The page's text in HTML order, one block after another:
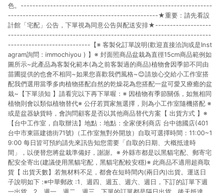
Pinkoi 購物商品資訊頁及購物車標示為準。 10. 點數紅包使用規
則請以點數紅包活動說明為準。 11. 若於 LINE 購物前往 Pinkoi
頁面後才首次下載 Pinkoi APP 並完成訂單，不符合導購資格；承
色。-----------------------------------------------------------------
---------------------------------------------------★重要：請先看設
計館「宅配」公告，下單視為同意公告與配送安排★-------------------
---------------------------------------------------------------------
----------------------------【※ 客製化訂單說明(歡迎直接洽詢或是Inst
agram詢問 : immochiyou ) 】※ 封面照商品盆栽為直徑15cm商品範例如
圖所示~此產品為客製化範本(為之前客製過的商品)植物會因季節不同由
苗圃提供的也會不相同~如果您喜歡我們風格~😊請放心交給小工作室搭
配我們選用當季多肉植物搭配自然的乾燥花為您搭配一盆可愛又療癒的盆
栽~【下單須知 】請看完以下再下單喔：※ 因植物有季節關係，如無相同
植物則會以類似植物替代※ 公仔若買家無選擇，則為小工作室隨機搭配 ※
或是盆器缺貨時，會詢問顧客是否以其他商品替代方案【 出貨方式 】※
【台中工作室，自取辦法】地點：地點：全家便利商店 台中德國店(401
台中市東區建德街71號)（工作室無對外開放）自取可選擇時間：11:00~1
9:00 每日皆可預約請先來訊告知您需要「自取的日期、大概抵達時
間」，以便替您將盆栽準備好，謝謝。※ 外縣市都是以黑貓宅配、郵寄宅
配安全寄出(建議使用黑貓宅配，黑貓宅配較安穩)※ 此商品不適用超商取
貨【 出貨天數】若無材料不足，都會在短時間內(兩日內)出貨。運送日
子說明如下 :※中華郵政 :1、週四、週五、週六、週日，下訂的訂單下週